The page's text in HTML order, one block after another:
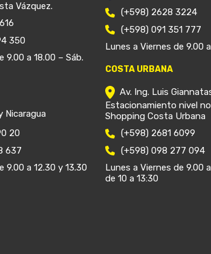
Vázquez.
350
9.00 a 18.00 – Sáb.
Nicaragua
20
637
9.00 a 12.30 y 13.30
(+598) 2628 3224
(+598) 091 351 777
Lunes a Viernes de 9.00
COSTA URBANA
Av. Ing. Luis
Estacionamiento nivel
Shopping Costa Urbana
(+598) 2681 6099
(+598) 098 277 094
Lunes a Viernes de 9.00
de 10 a 13:30